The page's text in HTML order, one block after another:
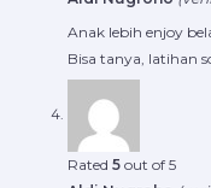
Anak lebih enjoy
Bisa tanya, latihan
Rated 5 out of 5